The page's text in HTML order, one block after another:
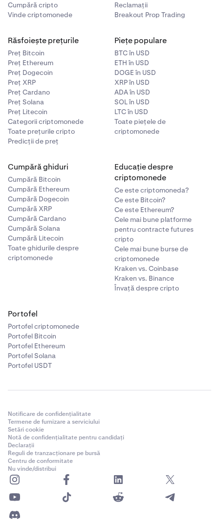
primești. Poți da clic pe meniul derulant pentru a
vizualiza toate criptomonedele disponibile pe care
le poți achiziționa.
Notă:Dacă nu vezi moneda pe care ai dori să o
achiziționezi, poți achiziționa o altă criptomonedă,
derulant „Plătește utilizând”. Metodele de plată
disponibile includ cardul de debit, cardul de credit,
Venmo, Apple Pay și altele, în funcție de regiunea ta.
Cumpără cripto
Vinde criptomonede
Reclamații
Breakout Prop Trading
Răsfoiește prețurile
Preț Bitcoin
Preț Ethereum
Preț Dogecoin
Preț XRP
Preț Cardano
Preț Solana
Preț Litecoin
Categorii criptomonede
Toate prețurile cripto
Predicții de preț
Piețe populare
BTC în USD
ETH în USD
DOGE în USD
XRP în USD
ADA în USD
SOL în USD
LTC în USD
Toate piețele de
criptomonede
Cumpără ghiduri
Cumpără Bitcoin
Cumpără Ethereum
Cumpără Dogecoin
Cumpără XRP
Cumpără Cardano
Cumpără Solana
Cumpără Litecoin
Toate ghidurile despre
criptomonede
Educație despre
criptomonede
Ce este criptomoneda?
Ce este Bitcoin?
Ce este Ethereum?
Cele mai bune platforme
pentru contracte futures
cripto
Cele mai bune burse de
criptomonede
Kraken vs. Coinbase
Kraken vs. Binance
Învață despre cripto
Portofel
Portofel criptomonede
Portofel Bitcoin
Portofel Ethereum
Portofel Solana
Portofel USDT
Notificare de confidențialitate
Termene de furnizare a serviciului
Setări cookie
Notă de confidențialitate pentru candidați
Declarații
Reguli de tranzacționare pe bursă
Centru de conformitate
Nu vinde/distribui